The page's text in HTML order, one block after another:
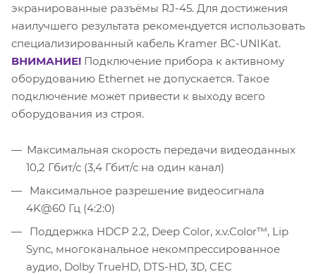
экранированные разъёмы RJ-45. Для достижения
наилучшего результата рекомендуется использовать
специализированный кабель Kramer BC-UNIKat.
ВНИМАНИЕ! Подключение прибора к активному
оборудованию Ethernet не допускается. Такое
подключение может привести к выходу всего
оборудования из строя.
Максимальная скорость передачи видеоданных
10,2 Гбит/с (3,4 Гбит/с на один канал)
Максимальное разрешение видеосигнала
4K@60 Гц (4:2:0)
Поддержка HDCP 2.2, Deep Color, x.v.Color™, Lip
Sync, многоканальное некомпрессированное
аудио, Dolby TrueHD, DTS-HD, 3D, CEC